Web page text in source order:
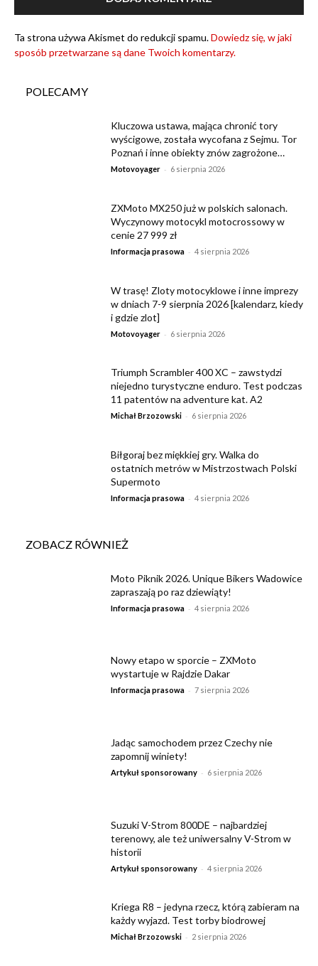
Ta strona używa Akismet do redukcji spamu.Dowiedz się, w jaki
sposób przetwarzane są dane Twoich komentarzy.
POLECAMY
Kluczowa ustawa, mająca chronić tory
wyścigowe, została wycofana z Sejmu. Tor
Poznań i inne obiekty znów zagrożone…
Motovoyager - 6 sierpnia 2026
ZXMoto MX250 już w polskich salonach.
Wyczynowy motocykl motocrossowy w
cenie 27 999 zł
Informacja prasowa - 4 sierpnia 2026
W trasę! Zloty motocyklowe i inne imprezy
w dniach 7-9 sierpnia 2026 [kalendarz, kiedy
i gdzie zlot]
Motovoyager - 6 sierpnia 2026
Triumph Scrambler 400 XC – zawstydzi
niejedno turystyczne enduro. Test podczas
11 patentów na adventure kat. A2
Michał Brzozowski - 6 sierpnia 2026
Biłgoraj bez miękkiej gry. Walka do
ostatnich metrów w Mistrzostwach Polski
Supermoto
Informacja prasowa - 4 sierpnia 2026
ZOBACZ RÓWNIEŻ
Moto Piknik 2026. Unique Bikers Wadowice
zapraszają po raz dziewiąty!
Informacja prasowa - 4 sierpnia 2026
Nowy etapo w sporcie – ZXMoto
wystartuje w Rajdzie Dakar
Informacja prasowa - 7 sierpnia 2026
Jadąc samochodem przez Czechy nie
zapomnij winiety!
Artykuł sponsorowany - 6 sierpnia 2026
Suzuki V-Strom 800DE – najbardziej
terenowy, ale też uniwersalny V-Strom w
historii
Artykuł sponsorowany - 4 sierpnia 2026
Kriega R8 – jedyna rzecz, którą zabieram na
każdy wyjazd. Test torby biodrowej
Michał Brzozowski - 2 sierpnia 2026